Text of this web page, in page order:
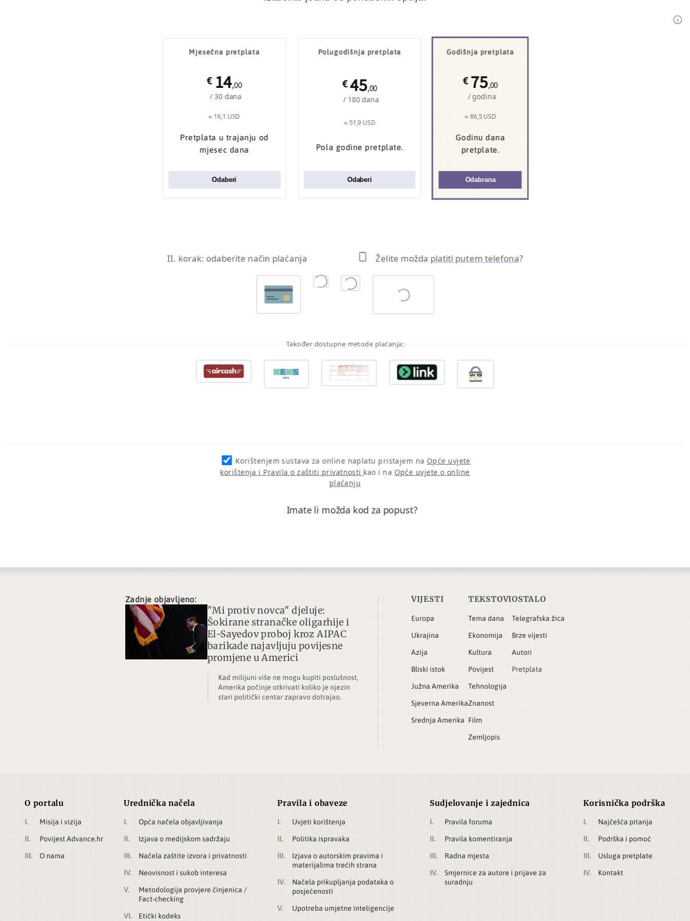
Mjesečna pretplata
€ 14,00
/ 30 dana
≈ 16,1 USD
Pretplata u trajanju od
mjesec dana
Odaberi
Polugodišnja pretplata
€45,00
/ 180 dana
≈ 51,9 USD
Pola godine pretplate.
Odaberi
Godišnja pretplata
€75,00
/ godina
≈ 86,5 USD
Godinu dana
pretplate.
Odabrana
II. korak: odaberite način plaćanja Želite možda platiti putem telefona?
Također dostupne metode plaćanja:
Korištenjem sustava za online naplatu pristajem na Opće uvjete
korištenja i Pravila o zaštiti privatnosti kao i na Opće uvjete o online
plaćanju
Imate li možda kod za popust?
Zadnje objavljeno:
"Mi protiv novca" djeluje:
Šokirane stranačke oligarhije i
El-Sayedov proboj kroz AIPAC
barikade najavljuju povijesne
promjene u Americi
Kad milijuni više ne mogu kupiti poslušnost,
Amerika počinje otkrivati koliko je njezin
stari politički centar zapravo dotrajao.
VIJESTI
Europa
Ukrajina
Azija
Bliski istok
Južna Amerika
Sjeverna Amerika
Srednja Amerika
TEKSTOVI
Tema dana
Ekonomija
Kultura
Povijest
Tehnologija
Znanost
Film
Zemljopis
OSTALO
Telegrafska žica
Brze vijesti
Autori
Pretplata
O portalu
Misija i vizija
Povijest Advance.hr
O nama
Urednička načela
Opća načela objavljivanja
Izjava o medijskom sadržaju
Načela zaštite izvora i privatnosti
Neovisnost i sukob interesa
Metodologija provjere činjenica /
Fact-checking
Etički kodeks
Pravila i obaveze
Uvjeti korištenja
Politika ispravaka
Izjava o autorskim pravima i
materijalima trećih strana
Načela prikupljanja podataka o
posjećenosti
Upotreba umjetne inteligencije
Sudjelovanje i zajednica
Pravila foruma
Pravila komentiranja
Radna mjesta
Smjernice za autore i prijave za
suradnju
Korisnička podrška
Najčešća pitanja
Podrška i pomoć
Usluga pretplate
Kontakt